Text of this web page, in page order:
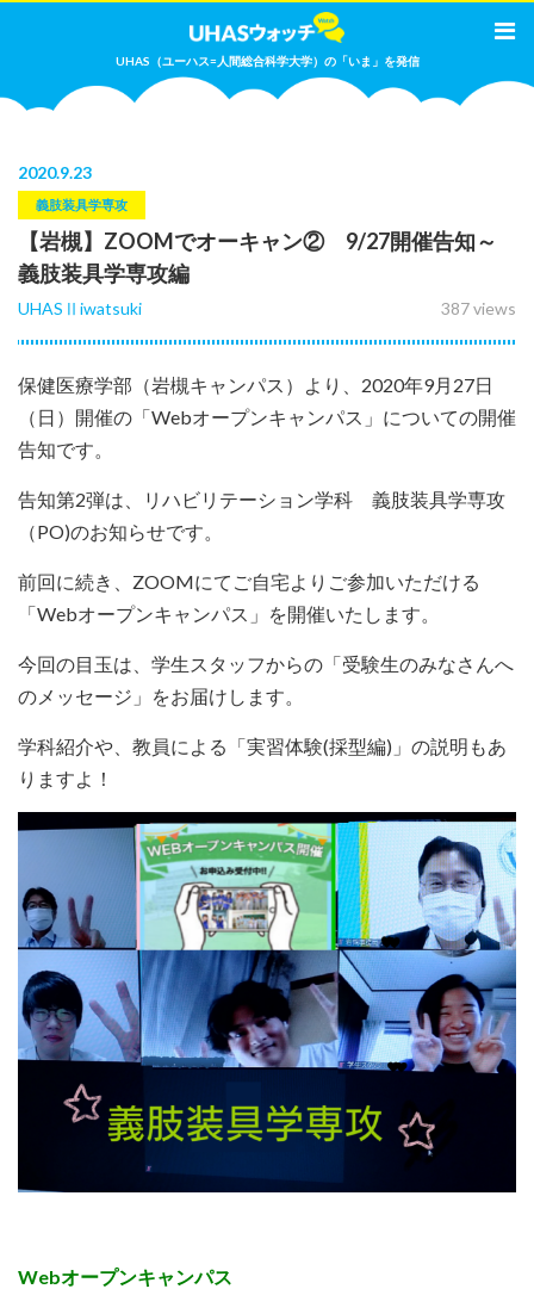
UHAS（ユーハス=人間総合科学大学）の「いま」を発信
2020.9.23
義肢装具学専攻
【岩槻】ZOOMでオーキャン② 9/27開催告知～
義肢装具学専攻編
387 views
UHASⅡiwatsuki
保健医療学部（岩槻キャンパス）より、2020年9月27日
（日）開催の「Webオープンキャンパス」についての開催
告知です。
告知第2弾は、リハビリテーション学科 義肢装具学専攻
（PO)のお知らせです。
前回に続き、ZOOMにてご自宅よりご参加いただける
「Webオープンキャンパス」を開催いたします。
今回の目玉は、学生スタッフからの「受験生のみなさんへ
のメッセージ」をお届けします。
学科紹介や、教員による「実習体験(採型編)」の説明もあ
りますよ！
Webオープンキャンパス